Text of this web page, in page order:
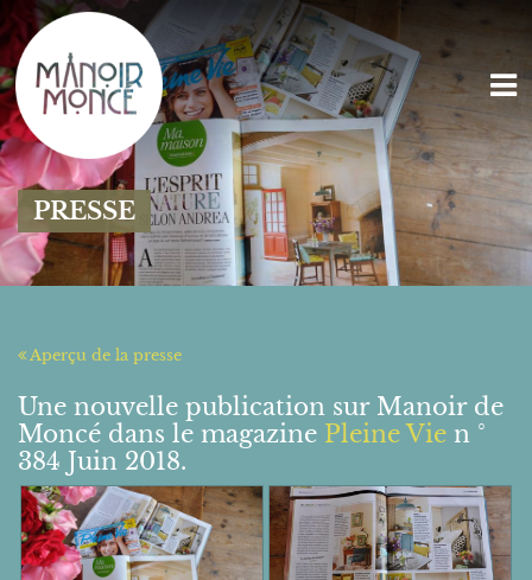
PRESSE
Aperçu de la presse
Une nouvelle publication sur Manoir de
Moncé dans le magazine Pleine Vie n °
384 Juin 2018.